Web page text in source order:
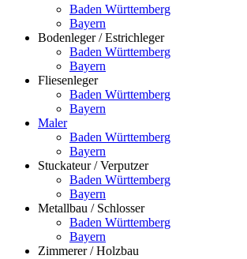
Baden Württemberg
Bayern
Bodenleger / Estrichleger
Baden Württemberg
Bayern
Fliesenleger
Baden Württemberg
Bayern
Maler
Baden Württemberg
Bayern
Stuckateur / Verputzer
Baden Württemberg
Bayern
Metallbau / Schlosser
Baden Württemberg
Bayern
Zimmerer / Holzbau